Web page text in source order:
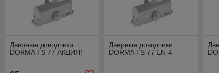
Дверные доводчики
DORMA TS 77 АКЦИЯ!
Дверные доводчики
DORMA TS 77 EN-4